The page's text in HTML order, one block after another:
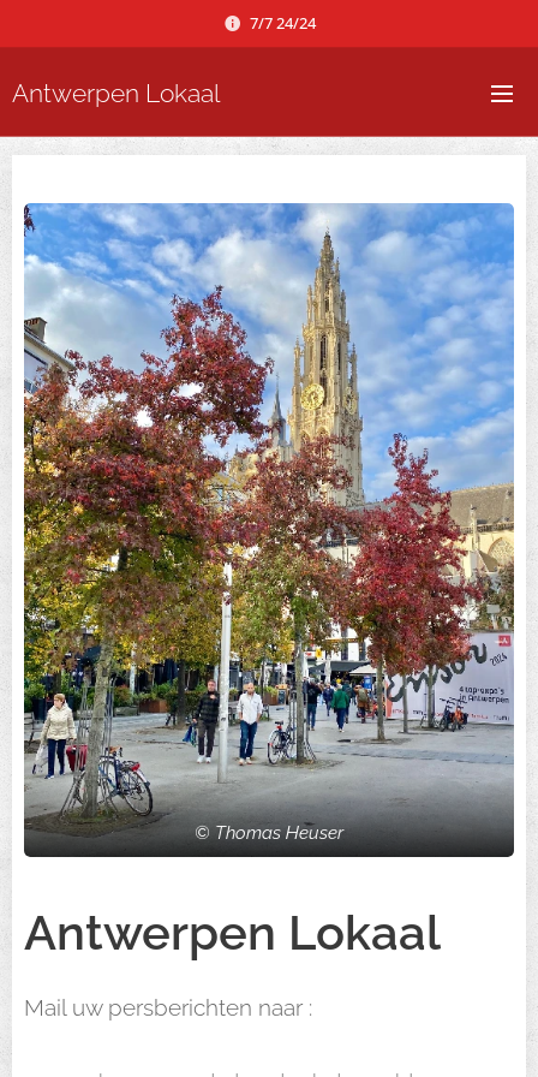
7/7 24/24
Antwerpen Lokaal
© Thomas Heuser
Antwerpen Lokaal
Mail uw persberichten naar :